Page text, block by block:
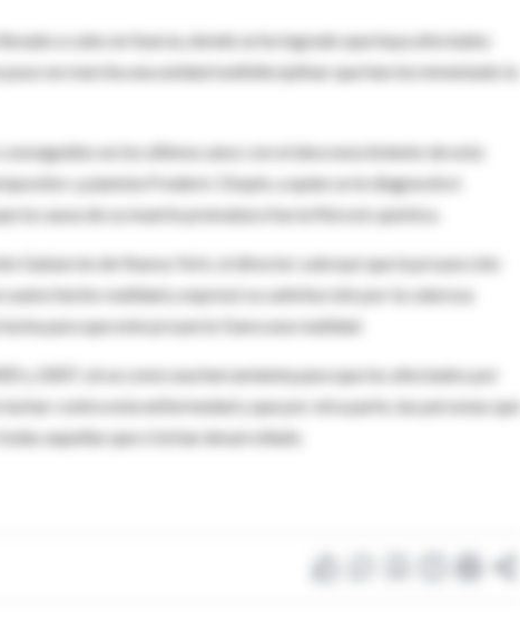
a cabo en Suecia, donde se ha logrado que haya afectados
en marcha una unidad multidisciplinar que han incrementado la
en los últimos anos con el desconocimiento de esta
y pianista Frederic Chopin, a quien se le diagnosticó
la causa de su muerte prematura fue la fibrosis quística.
Gabarrón de Nueva York, el director subrayó que la proyección
hecho realidad y expresó su satisfacción por la calurosa
para que este proyecto fuera una realidad.
y 2007, sirva como una herramienta para que los afectados por
contra esta enfermedad y que por otra parte, las personas que
aquellas que si la han desarrollado.